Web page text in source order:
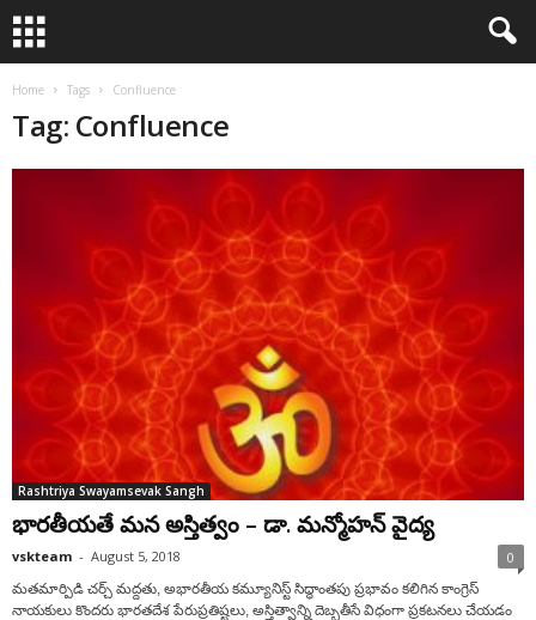
Home Tags Confluence
Tag: Confluence
Rashtriya Swayamsevak Sangh
భారతీయతే మన అస్తిత్వం – డా. మన్మోహన్ వైద్య
vskteam - August 5, 2018 0
మతమార్పిడి చర్చ్ మద్దతు, అభారతీయ కమ్యూనిస్ట్ సిద్ధాంతపు ప్రభావం కలిగిన కాంగ్రెస్
నాయకులు కొందరు భారతదేశ పేరుప్రతిష్టలు, అస్తిత్వాన్ని దెబ్బతీసే విధంగా ప్రకటనలు చేయడం